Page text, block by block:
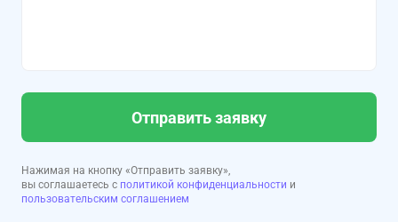
Отправить заявку
Нажимая на кнопку «Отправить заявку»,
вы соглашаетесь с политикой конфиденциальности и
пользовательским соглашением